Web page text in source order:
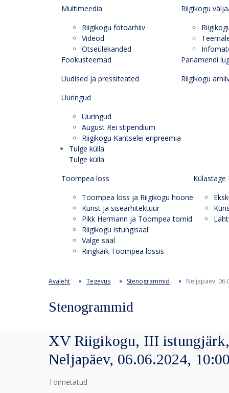
Multimeedia
Riigikogu fotoarhiiv
Videod
Otseülekanded
Fookusteemad
Uudised ja pressiteated
Uuringud
Uuringud
August Rei stipendium
Riigikogu Kantselei eripreemia
Riigikogu
Parlamendi
Riigikogu
Tulge külla
Tulge külla
Toompea loss
Toompea loss ja Riigikogu hoone
Kunst ja sisearhitektuur
Pikk Hermann ja Toompea tornid
Riigikogu istungisaal
Valge saal
Ringkäik Toompea lossis
Külastage
Avaleht Tegevus Stenogrammid Neljapäev,
Stenogrammid
XV Riigikogu, III
Neljapäev, 06.06.2024,
Toimetatud